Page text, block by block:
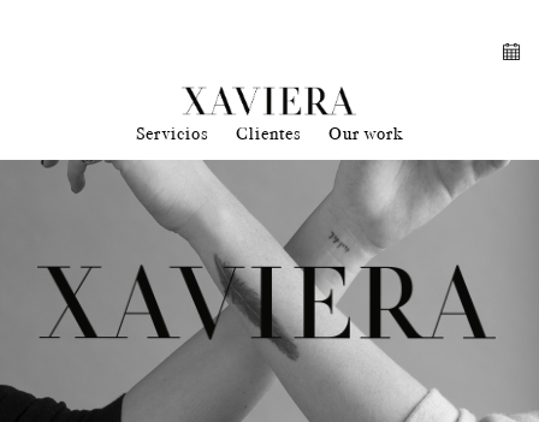
Servicios Clientes Our work